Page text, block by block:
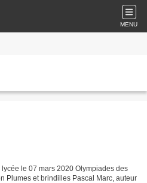
MENU
le 07 mars 2020 Olympiades des
Plumes et brindilles Pascal Marc, auteur